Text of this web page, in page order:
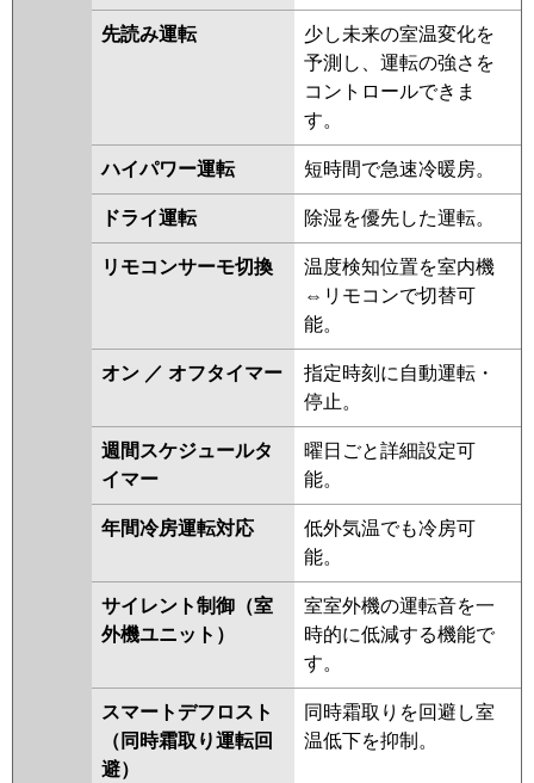
GP63RGHJC6 RPI-GP63RGHJ6
RPI-GP63RGHJC5
RPI-
GP63RGHJ5 RPI-GP63RGHJC4
RPI-GP63RGHJ4
RPI-AP63GHJC8
RPI-GP63RGHJC3
RPI-GP63RGHJ3 RPI-AP63GHJC7
RPI-GP63RGHJC2 RPI-AP63GHJ7
RPI-GP63RGHJ2
三菱重工 FDUZ635HKA5SA FDUZ635HK5SA
FDUZ635HK5S
パナソニック PA-P63FE7SGB PA-P63FE7SGNB
PA-P63FE7SG PA-P63FE7SGN
PA-P63FE6SGB PA-P63FE6SGNB
PA-P63FE6SG PA-P63FE6SGN
先読み運転
少し未来の室温変化を
予測し、運転の強さを
コントロールできま
す。
ハイパワー運転 短時間で急速冷暖房。
ドライ運転 除湿を優先した運転。
リモコンサーモ切換
温度検知位置を室内機
⇔リモコンで切替可
能。
オン ／ オフタイマー
指定時刻に自動運転・
停止。
週間スケジュールタ
イマー
曜日ごと詳細設定可
能。
年間冷房運転対応
低外気温でも冷房可
能。
サイレント制御（室
外機ユニット）
室室外機の運転音を一
時的に低減する機能で
す。
スマートデフロスト
（同時霜取り運転回
避）
同時霜取りを回避し室
温低下を抑制。